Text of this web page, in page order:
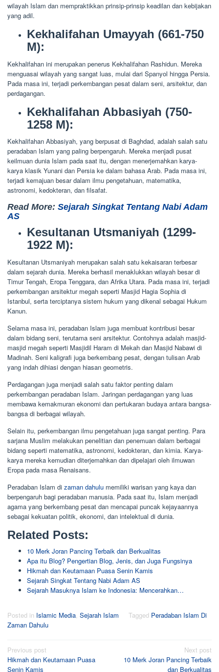
wilayah Islam dan mempraktikkan prinsip-prinsip keadilan dan kebijakan
yang adil.
Kekhalifahan Umayyah (661-750
M):
Kekhalifahan ini merupakan penerus Kekhalifahan Rashidun. Mereka
menguasai wilayah yang sangat luas, mulai dari Spanyol hingga Persia.
Pada masa ini, terjadi perkembangan pesat dalam seni, arsitektur, dan
perdagangan.
Kekhalifahan Abbasiyah (750-
1258 M):
Kekhalifahan Abbasiyah, yang berpusat di Baghdad, adalah salah satu
peradaban Islam yang paling berpengaruh. Mereka menjadi pusat
keilmuan dunia Islam pada saat itu, dengan menerjemahkan karya-
karya klasik Yunani dan Persia ke dalam bahasa Arab. Pada masa ini,
terjadi kemajuan besar dalam ilmu pengetahuan, matematika,
astronomi, kedokteran, dan filsafat.
Read More: Sejarah Singkat Tentang Nabi Adam
AS
Kesultanan Utsmaniyah (1299-
1922 M):
Kesultanan Utsmaniyah merupakan salah satu kekaisaran terbesar
dalam sejarah dunia. Mereka berhasil menaklukkan wilayah besar di
Timur Tengah, Eropa Tenggara, dan Afrika Utara. Pada masa ini, terjadi
perkembangan arsitektur megah seperti Masjid Hagia Sophia di
Istanbul, serta terciptanya sistem hukum yang dikenal sebagai Hukum
Kanun.
Selama masa ini, peradaban Islam juga membuat kontribusi besar
dalam bidang seni, terutama seni arsitektur. Contohnya adalah masjid-
masjid megah seperti Masjidil Haram di Mekah dan Masjid Nabawi di
Madinah. Seni kaligrafi juga berkembang pesat, dengan tulisan Arab
yang indah dihiasi dengan hiasan geometris.
Perdagangan juga menjadi salah satu faktor penting dalam
perkembangan peradaban Islam. Jaringan perdagangan yang luas
membawa kemakmuran ekonomi dan pertukaran budaya antara bangsa-
bangsa di berbagai wilayah.
Selain itu, perkembangan ilmu pengetahuan juga sangat penting. Para
sarjana Muslim melakukan penelitian dan penemuan dalam berbagai
bidang seperti matematika, astronomi, kedokteran, dan kimia. Karya-
karya mereka kemudian diterjemahkan dan dipelajari oleh ilmuwan
Eropa pada masa Renaisans.
Peradaban Islam di zaman dahulu memiliki warisan yang kaya dan
berpengaruh bagi peradaban manusia. Pada saat itu, Islam menjadi
agama yang berkembang pesat dan mencapai puncak kejayaannya
sebagai kekuatan politik, ekonomi, dan intelektual di dunia.
Related Posts:
10 Merk Joran Pancing Terbaik dan Berkualitas
Apa itu Blog? Pengertian Blog, Jenis, dan Juga Fungsinya
Hikmah dan Keutamaan Puasa Senin Kamis
Sejarah Singkat Tentang Nabi Adam AS
Sejarah Masuknya Islam ke Indonesia: Mencerahkan…
Posted in Islamic Media, Sejarah Islam Tagged Peradaban Islam Di
Zaman Dahulu
Post
navigation
Previous post
Hikmah dan Keutamaan Puasa
Senin Kamis
Next post
10 Merk Joran Pancing Terbaik
dan Berkualitas